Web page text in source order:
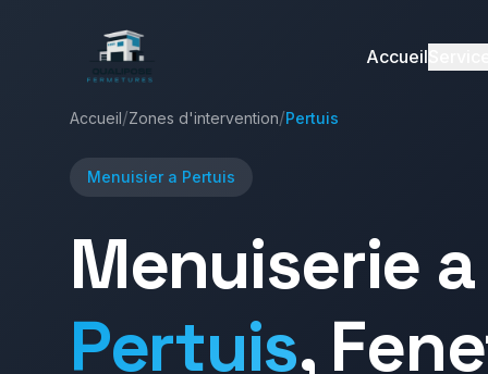
Accueil
Accueil/Zones d'intervention/Pertuis
Menuisier a Pertuis
Menuiserie a
Pertuis,